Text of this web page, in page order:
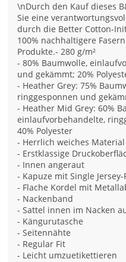
\nDurch den Kauf dieses
Sie eine
durch die Better Cotton-
100% nachhaltigere
Produkte.- 280 g/m²
- 80% Baumwolle,
und gekämmt; 20%
- Heather Grey: 75%
ringgesponnen und
- Heather Mid Grey: 60%
einlaufvorbehandelte,
40% Polyester
- Herrlich weiches Material
- Erstklassige
- Innen angeraut
- Kapuze mit Single
- Flache Kordel mit
- Nackenband
- Sattel innen im Nacken
- Kängurutasche
- Seitennähte
- Regular Fit
- Leicht umzuetikettieren